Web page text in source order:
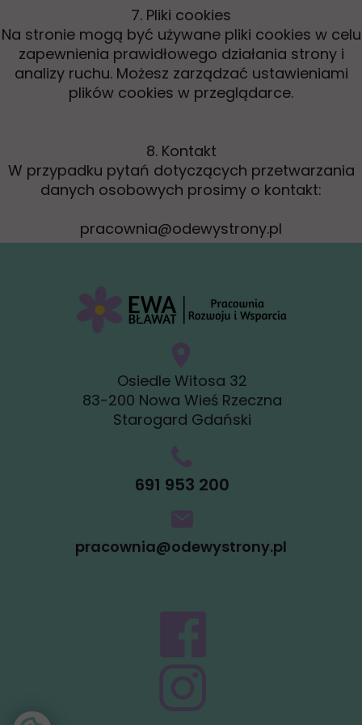
7. Pliki cookies
Na stronie mogą być używane pliki cookies w celu
zapewnienia prawidłowego działania strony i
analizy ruchu. Możesz zarządzać ustawieniami
plików cookies w przeglądarce.
8. Kontakt
W przypadku pytań dotyczących przetwarzania
danych osobowych prosimy o kontakt:
pracownia@odewystrony.pl
691 953 200
pracownia@odewystrony.pl
Osiedle Witosa 32
83-200 Nowa Wieś Rzeczna
Starogard Gdański